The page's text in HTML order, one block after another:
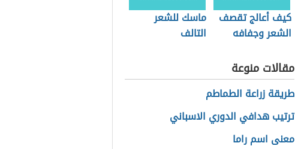
كيف أعالج تقصف
الشعر وجفافه
ماسك للشعر
التالف
مقالات منوعة
طريقة زراعة الطماطم
ترتيب هدافي الدوري الاسباني
معنى اسم راما